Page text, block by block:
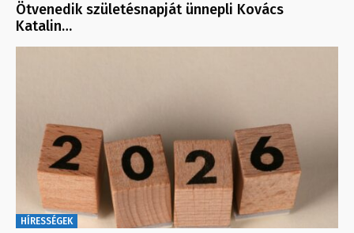
Ötvenedik születésnapját ünnepli Kovács
Katalin…
HÍRESSÉGEK